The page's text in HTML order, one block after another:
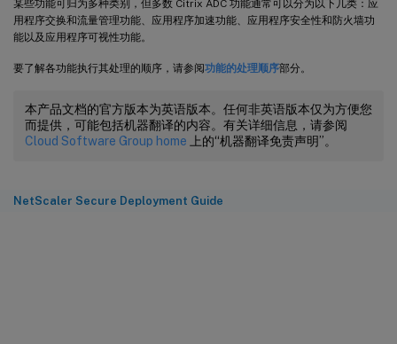
某些功能可归为多种类别，但多数 Citrix ADC 功能通常可以分为以下几类：应
用程序交换和流量管理功能、应用程序加速功能、应用程序安全性和防火墙功
能以及应用程序可视性功能。
要了解各功能执行其处理的顺序，请参阅功能的处理顺序部分。
本产品文档的官方版本为英语版本。任何非英语版本仅为方便您
而提供，可能包括机器翻译的内容。有关详细信息，请参阅
Cloud Software Group home 上的“机器翻译免责声明”。
NetScaler Secure Deployment Guide